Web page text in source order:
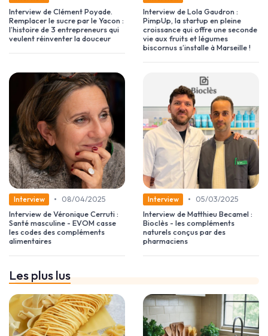
Interview de Clément Poyade.
Remplacer le sucre par le Yacon :
l’histoire de 3 entrepreneurs qui
veulent réinventer la douceur
Interview de Lola Gaudron :
PimpUp, la startup en pleine
croissance qui offre une seconde
vie aux fruits et légumes
biscornus s’installe à Marseille !
Interview •
08/04/2025
Interview de Véronique Cerruti :
Santé masculine - EVOM casse
les codes des compléments
alimentaires
Interview •
05/03/2025
Interview de Matthieu Becamel :
Bioclès - les compléments
naturels conçus par des
pharmaciens
Les plus lus